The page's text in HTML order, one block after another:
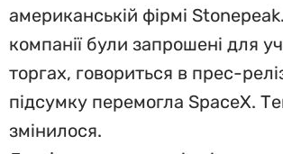
американській фірмі
компанії були запрошені для
торгах, говориться в прес-
підсумку перемогла SpaceX.
змінилося.